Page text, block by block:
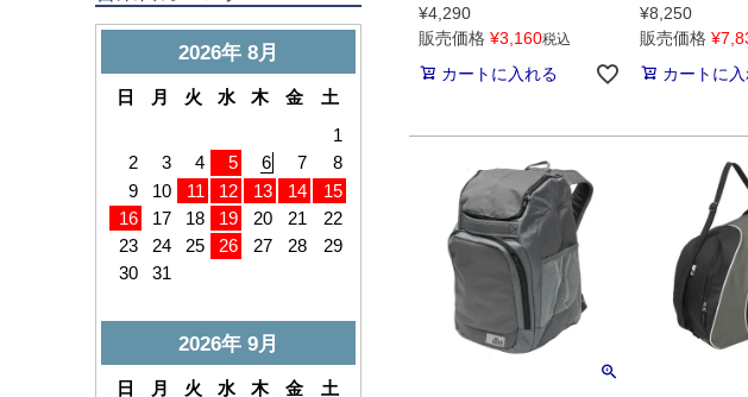
¥4,290
販売価格 ¥3,160税込
カートに入れる
¥8,250
販売価格 ¥
カートに